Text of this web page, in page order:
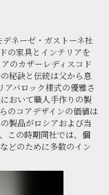
ネーゼ・ガストーネ社
の家具とインテリアを
のカザーレディスコド
秘訣と伝統は父から息
バロック様式の優雅さ
おいて職人手作りの製
のコアデザインの価値は
製品がロシアおよび当
この時期同社では、個
どのために多数のイン